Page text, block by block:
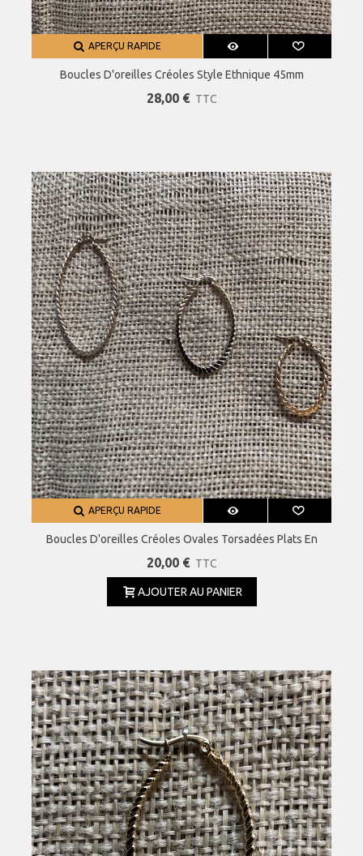
APERÇU RAPIDE
Boucles D'oreilles Créoles Style Ethnique 45mm
28,00 € TTC
APERÇU RAPIDE
Boucles D'oreilles Créoles Ovales Torsadées Plats En
Acier Inoxydable 30 Mm
20,00 € TTC
AJOUTER AU PANIER